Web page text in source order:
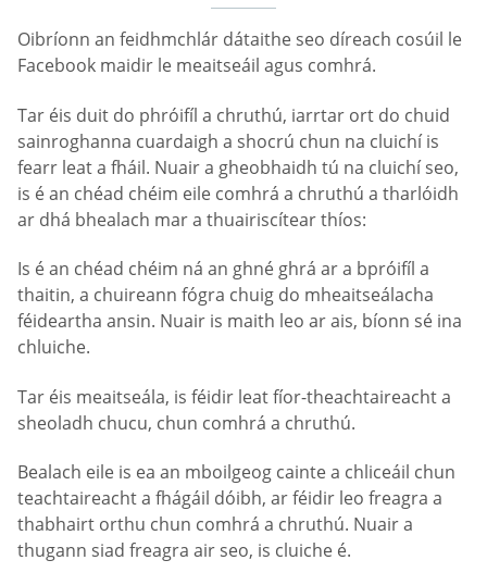
Oibríonn an feidhmchlár dátaithe seo díreach cosúil le
Facebook maidir le meaitseáil agus comhrá.
Tar éis duit do phróifíl a chruthú, iarrtar ort do chuid
sainroghanna cuardaigh a shocrú chun na cluichí is
fearr leat a fháil. Nuair a gheobhaidh tú na cluichí seo,
is é an chéad chéim eile comhrá a chruthú a tharlóidh
ar dhá bhealach mar a thuairiscítear thíos:
Is é an chéad chéim ná an ghné ghrá ar a bpróifíl a
thaitin, a chuireann fógra chuig do mheaitseálacha
féideartha ansin. Nuair is maith leo ar ais, bíonn sé ina
chluiche.
Tar éis meaitseála, is féidir leat fíor-theachtaireacht a
sheoladh chucu, chun comhrá a chruthú.
Bealach eile is ea an mboilgeog cainte a chliceáil chun
teachtaireacht a fhágáil dóibh, ar féidir leo freagra a
thabhairt orthu chun comhrá a chruthú. Nuair a
thugann siad freagra air seo, is cluiche é.